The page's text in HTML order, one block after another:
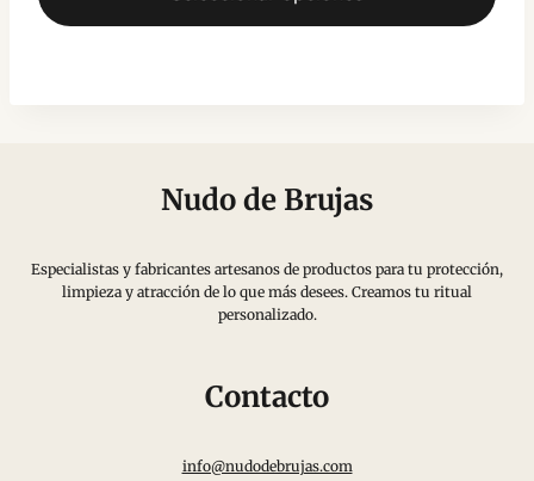
6,55 €
se
pueden
Nudo de Brujas
Especialistas y fabricantes artesanos de productos para tu protección,
limpieza y atracción de lo que más desees. Creamos tu ritual
personalizado.
Contacto
info@nudodebrujas.com